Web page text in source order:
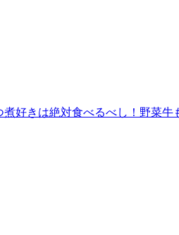
煮好きは絶対食べるべし！野菜